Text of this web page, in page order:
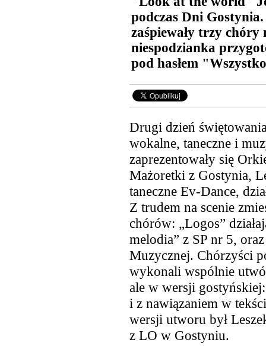
podczas Dni
zaśpiewały trzy
niespodzianka
pod hasłem
Drugi dzień
wokalne, taneczne i
zaprezentowały się
Mażoretki z Gostynia,
taneczne Ev-Dance,
Z trudem na scenie
chórów: „Logos”
melodia” z SP nr 5,
Muzycznej. Chórzyści
wykonali wspólnie
ale w wersji
i z nawiązaniem w
wersji utworu był
z LO w Gostyniu.